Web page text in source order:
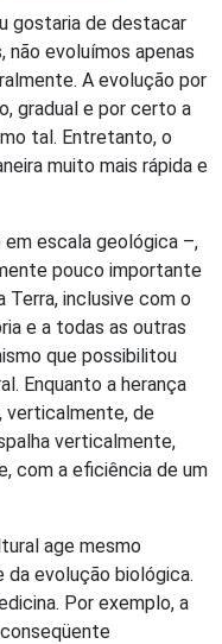
gostaria de destacar
não evoluímos apenas
A evolução por
gradual e por certo a
tal. Entretanto, o
muito mais rápida e
escala geológica –,
pouco importante
Terra, inclusive com o
e a todas as outras
que possibilitou
Enquanto a herança
verticalmente, de
verticalmente,
com a eficiência de um
age mesmo
evolução biológica.
Por exemplo, a